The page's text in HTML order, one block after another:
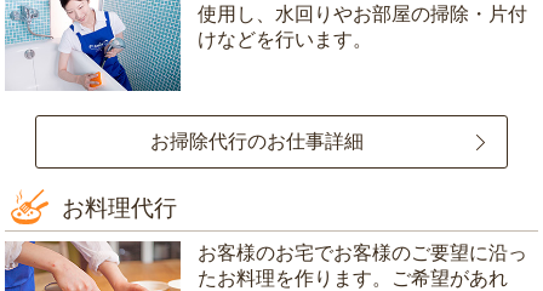
使用し、水回りやお部屋の掃除・片付
けなどを行います。
お掃除代行のお仕事詳細
お料理代行
お客様のお宅でお客様のご要望に沿っ
たお料理を作ります。ご希望があれ